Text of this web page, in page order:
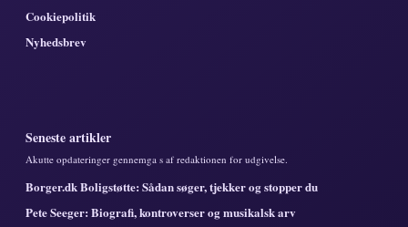
Cookiepolitik
Nyhedsbrev
Seneste artikler
Akutte opdateringer gennemga s af redaktionen for udgivelse.
Borger.dk Boligstøtte: Sådan søger, tjekker og stopper du
Pete Seeger: Biografi, kontroverser og musikalsk arv